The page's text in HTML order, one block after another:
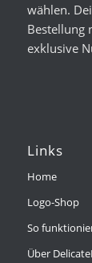
wählen.
Bestellung
exklusive
Links
Home
Logo-Shop
So
Über